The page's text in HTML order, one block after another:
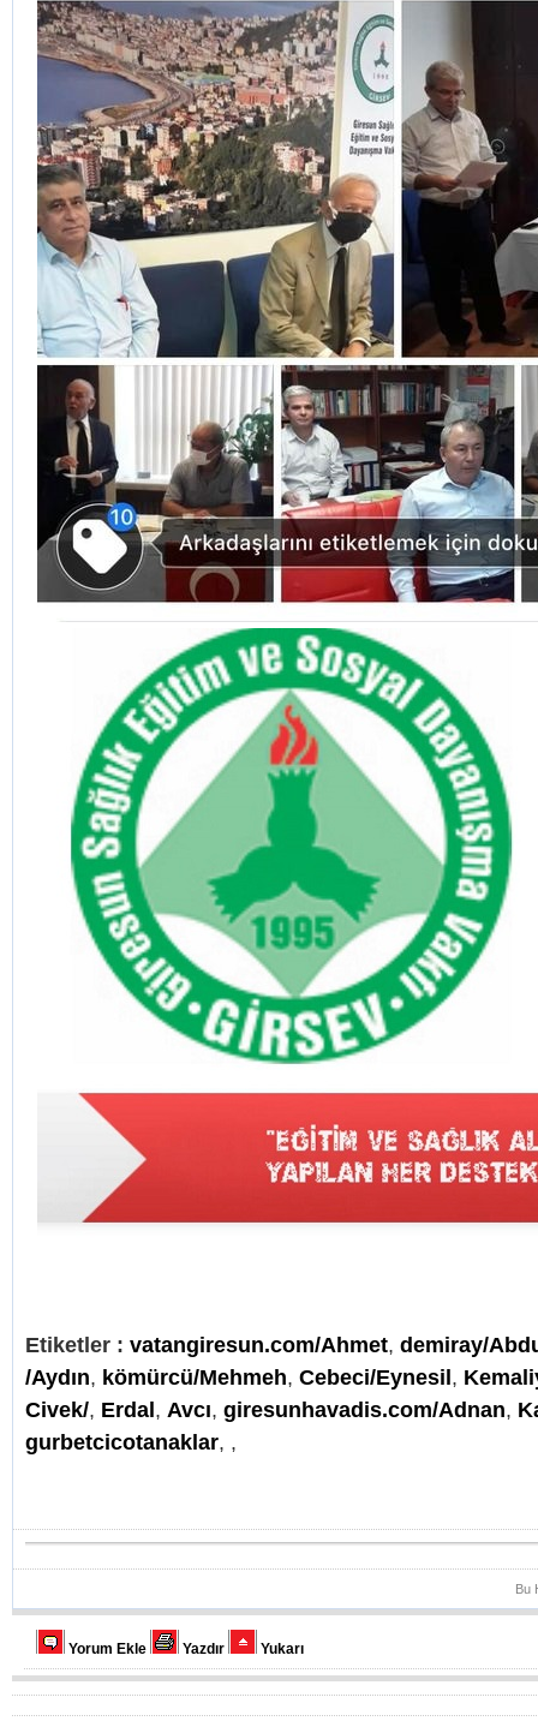
Etiketler : vatangiresun.com/Ahmet, demiray/
/Aydın, kömürcü/Mehmeh, Cebeci/Eynesil,
Civek/, Erdal, Avcı, giresunhavadis.com/Adnan,
gurbetcicotanaklar, ,
Bu
Yorum Ekle Yazdır Yukarı